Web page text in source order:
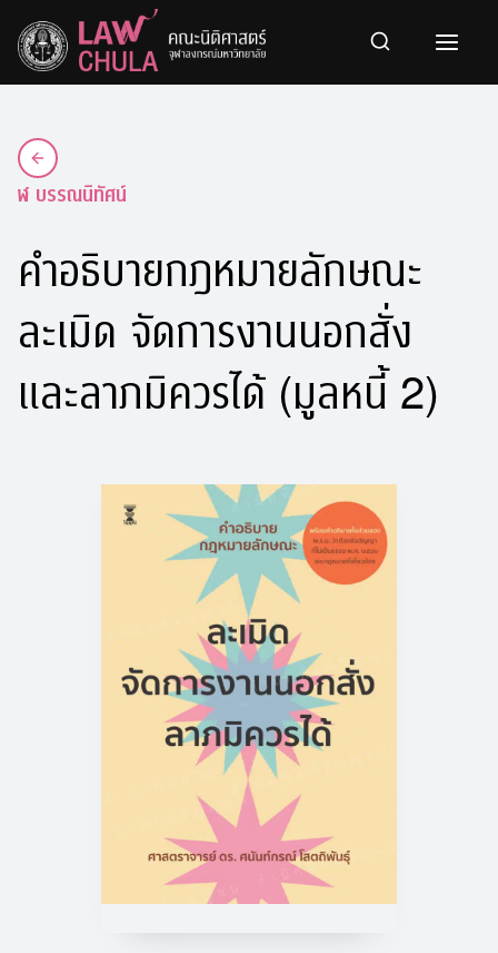
content
ฬ บรรณนิทัศน์
คำอธิบายกฎหมายลักษณะ
ละเมิด จัดการงานนอกสั่ง
และลาภมิควรได้ (มูลหนี้ 2)